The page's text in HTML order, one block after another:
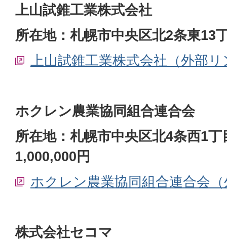
上山試錐工業株式会社
所在地：札幌市中央区北2条東13
上山試錐工業株式会社（外部リ
ホクレン農業協同組合連合会
所在地：札幌市中央区北4条西1
1,000,000円
ホクレン農業協同組合連合会
株式会社セコマ